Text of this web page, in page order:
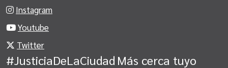
Instagram
Youtube
Twitter
#JusticiaDeLaCiudad Más cerca tuyo